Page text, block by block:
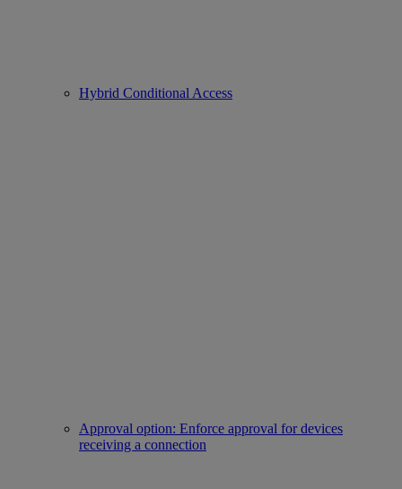
Hybrid Conditional Access
Approval option: Enforce approval for devices
receiving a connection